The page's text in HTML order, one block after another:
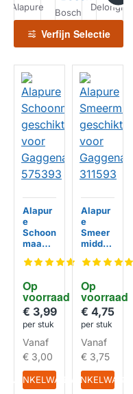
Alapure
Bosch
Delonghi
Verfijn Selectie
HUISMERK
Op
voorraad
Alapur
e
Schoon
maakb
geschi
Gagge
nau
575393
€ 3,99
per stuk
Vanaf
€ 3,00
IN WINKELWAGEN
HUISMERK
Op
voorraad
Alapur
e
Smeer
middel
kt voor
nau
311593
€ 4,75
per stuk
Vanaf
€ 3,75
IN WINKELWAGEN